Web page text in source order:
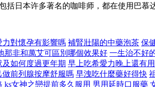
括日本许多著名的咖啡师，都在使用巴慕
力對懷孕有影響嗎 補腎壯陽的中藥泡茶 保
那非和萬艾可區別哪個效果好 一生治不好
如何度過更年期 早上吃希愛力晚上還有
做前列腺按摩舒服嗎 早洩吃什麼藥好得快
ks女神之戀提前多久服用 男用延時口服藥